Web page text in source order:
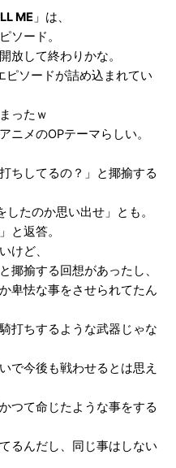
ME 」は、
ソード。
放して終わりかな。
ピソードが詰め込まれてい
ったｗ
ニメのOPテーマらしい。
ちしてるの？」と揶揄する
したのか思い出せ」とも。
と返答。
けど、
揶揄する回想があったし、
卑怯な事をさせられてたん
打ちするような武器じゃな
で今後も戦わせるとは思え
つて命じたような事をする
るんだし、同じ事はしない